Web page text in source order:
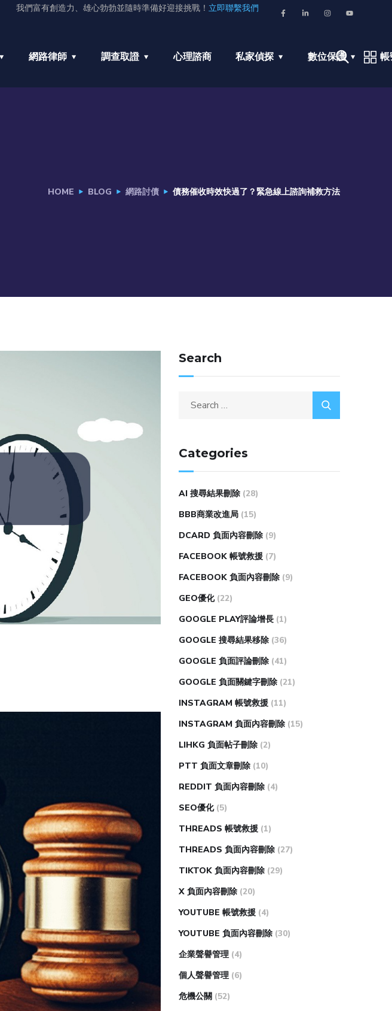
我們富有創造力、雄心勃勃並隨時準備好迎接挑戰！ 立即聯繫我們
網路律師 調查取證 心理諮商 私家偵探 數位保護
HOME BLOG 網路討債 債務催收時效快過了？緊急線上諮詢補救方法
Search
Categories
AI 搜尋結果刪除 (28)
BBB商業改進局 (15)
DCARD 負面內容刪除 (9)
FACEBOOK 帳號救援 (7)
FACEBOOK 負面內容刪除 (9)
GEO優化 (22)
GOOGLE PLAY評論增長 (1)
GOOGLE 搜尋結果移除 (36)
GOOGLE 負面評論刪除 (41)
GOOGLE 負面關鍵字刪除 (21)
INSTAGRAM 帳號救援 (11)
INSTAGRAM 負面內容刪除 (15)
LIHKG 負面帖子刪除 (2)
PTT 負面文章刪除 (10)
REDDIT 負面內容刪除 (4)
SEO優化 (5)
THREADS 帳號救援 (1)
THREADS 負面內容刪除 (27)
TIKTOK 負面內容刪除 (29)
X 負面內容刪除 (20)
YOUTUBE 帳號救援 (4)
YOUTUBE 負面內容刪除 (30)
企業聲譽管理 (4)
個人聲譽管理 (6)
危機公關 (52)